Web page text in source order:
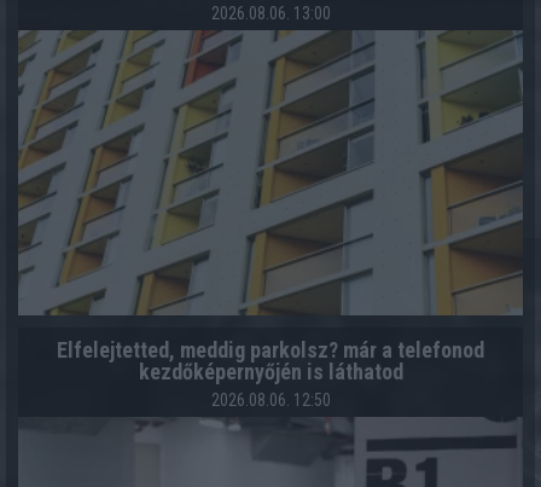
2026.08.06. 13:00
Elfelejtetted, meddig parkolsz? már a telefonod
kezdőképernyőjén is láthatod
2026.08.06. 12:50